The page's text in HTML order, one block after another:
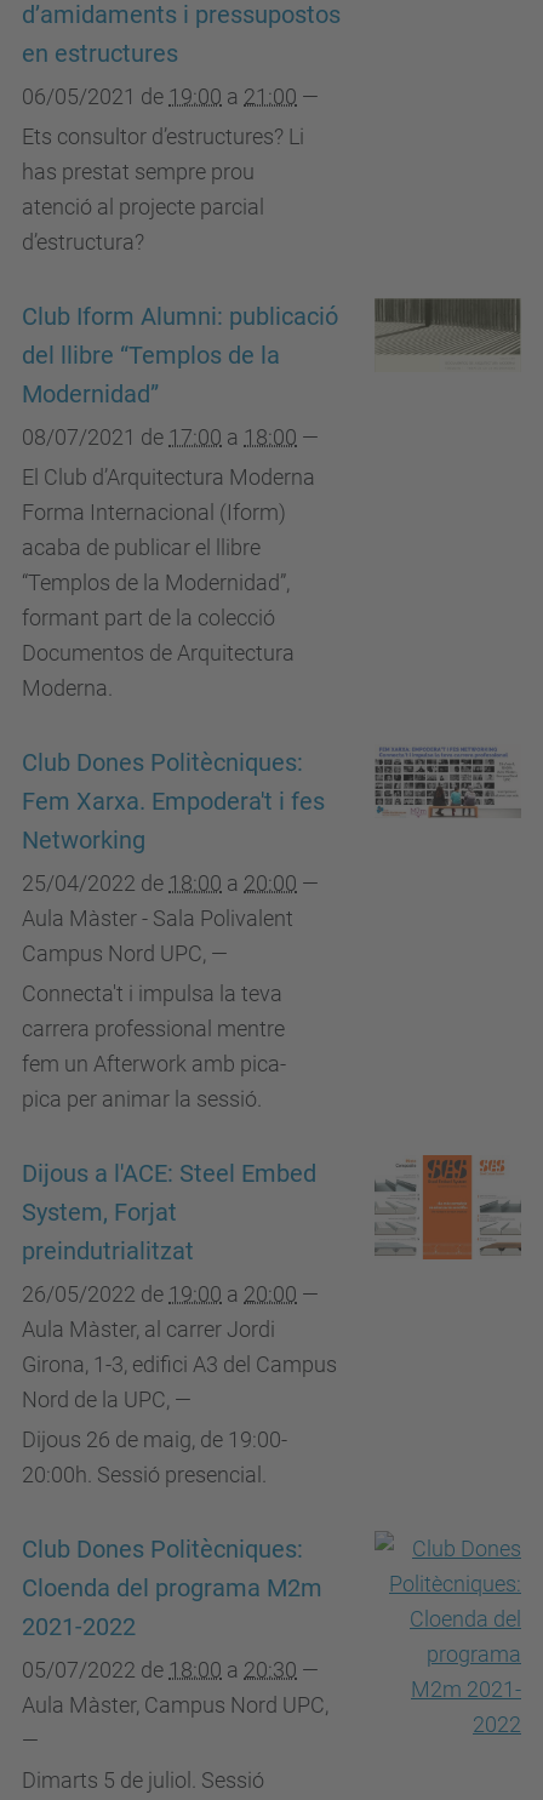
d’amidaments i pressupostos
en estructures
06/05/2021 de 19:00 a 21:00 —
Ets consultor d’estructures? Li
has prestat sempre prou
atenció al projecte parcial
d’estructura?
Club Iform Alumni: publicació
del llibre “Templos de la
Modernidad”
08/07/2021 de 17:00 a 18:00 —
El Club d’Arquitectura Moderna
Forma Internacional (Iform)
acaba de publicar el llibre
“Templos de la Modernidad”,
formant part de la colecció
Documentos de Arquitectura
Moderna.
Club Dones Politècniques:
Fem Xarxa. Empodera't i fes
Networking
25/04/2022 de 18:00 a 20:00 —
Aula Màster - Sala Polivalent
Campus Nord UPC, —
Connecta't i impulsa la teva
carrera professional mentre
fem un Afterwork amb pica-
pica per animar la sessió.
Dijous a l'ACE: Steel Embed
System, Forjat
preindutrialitzat
26/05/2022 de 19:00 a 20:00 —
Aula Màster, al carrer Jordi
Girona, 1-3, edifici A3 del Campus
Nord de la UPC, —
Dijous 26 de maig, de 19:00-
20:00h. Sessió presencial.
Club Dones Politècniques:
Cloenda del programa M2m
2021-2022
05/07/2022 de 18:00 a 20:30 —
Aula Màster, Campus Nord UPC,
—
Dimarts 5 de juliol. Sessió